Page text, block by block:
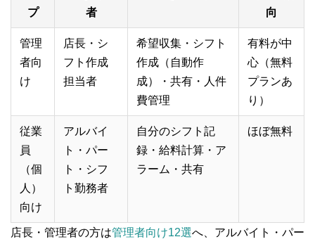
プ
者
向
管理
者向
け
店長・シ
フト作成
担当者
希望収集・シフト
作成（自動作
成）・共有・人件
費管理
有料が中
心（無料
プランあ
り）
従業
員
（個
人）
向け
アルバイ
ト・パー
ト・シフ
ト勤務者
自分のシフト記
録・給料計算・ア
ラーム・共有
ほぼ無料
店長・管理者の方は管理者向け12選へ、アルバイト・パー